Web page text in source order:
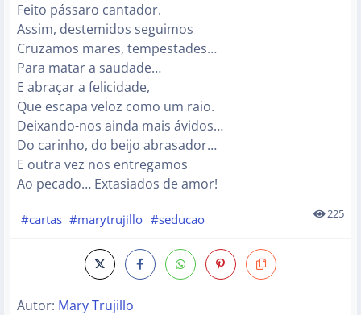
Feito pássaro cantador.
Assim, destemidos seguimos
Cruzamos mares, tempestades…
Para matar a saudade…
E abraçar a felicidade,
Que escapa veloz como um raio.
Deixando-nos ainda mais ávidos…
Do carinho, do beijo abrasador…
E outra vez nos entregamos
Ao pecado… Extasiados de amor!
#cartas #marytrujillo #seducao 225
Autor: Mary Trujillo